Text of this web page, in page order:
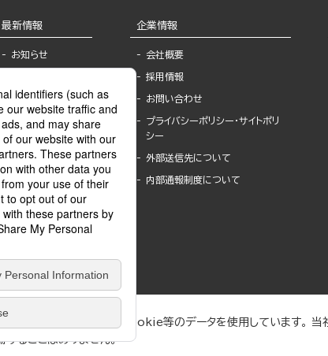
最新情報
お知らせ
報
書店様へ
海外ライセンシー
公式SNSアカウ
ント
作家一覧
Keyword list
企業情報
会社概要
採用情報
お問い合わせ
プライバシーポリシー・サイトポリ
シー
外部送信先について
内部通報制度について
は、利便性向上のためにCookie等のデータを使用しています。
ることはありません。